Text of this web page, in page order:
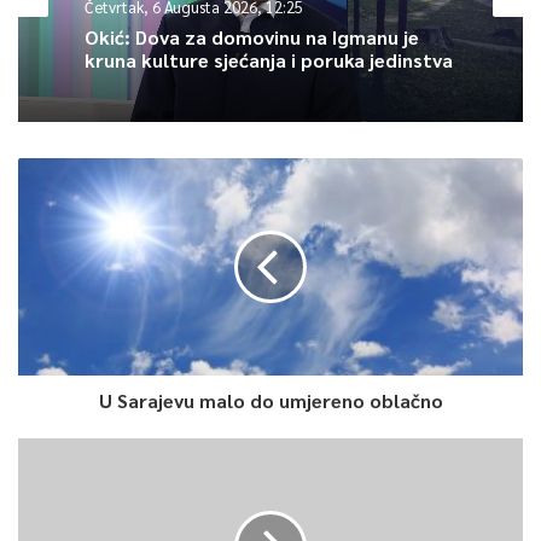
-Ministar je pozvao čelnike Bosne i Hercegovine da prevladaju
svoje podjele kako bi se usredotočili na stvarne izazove s
kojima se zemlja suočava: pravilno funkcioniranje demokratskih
institucija, posebno na razini središnje države; konsolidacija
i socijalni razvoj.Podsjetio je na punu podršku Francuske
europskoj perspektivi Bosne i Hercegovine, koja podrazumijeva
provedbu strukturnih reformi koje je utvrdila Europska komisija,
a podržalo Vijeće EU, saopćeno je iz francuskog ministarstva
za Evropu i vanjske poslove.
0
Article Rating
Četvrtak, 6 Augusta 2026, 12:25
Okić: Dova za domovinu na Igmanu je
kruna kulture sjećanja i poruka jedinstva
U Sarajevu malo do umjereno oblačno